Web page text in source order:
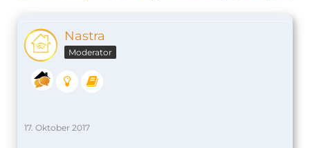
Nastra
Moderator
17. Oktober 2017